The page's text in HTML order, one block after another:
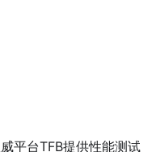
平台TFB提供性能测试